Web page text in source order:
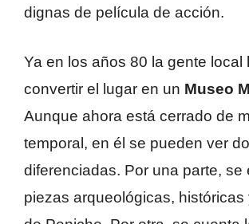
dignas de película de acción.
Ya en los años 80 la gente local
convertir el lugar en un Museo
Aunque ahora está cerrado de
temporal, en él se pueden ver
diferenciadas. Por una parte, se
piezas arqueológicas, históricas